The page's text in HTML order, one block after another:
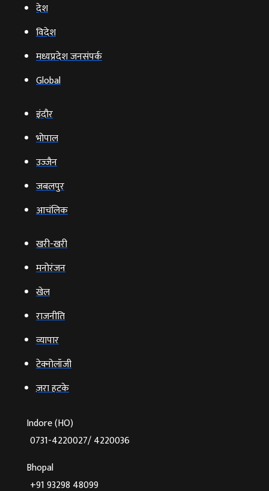
देश
विदेश
मध्यप्रदेश जनसंपर्क
Global
इंदौर
भोपाल
उज्‍जैन
जबलपुर
आचंलिक
खरी-खरी
मनोरंजन
खेल
राजनीति
व्‍यापार
टेक्‍नोलॉजी
ज़रा हटके
Indore (HO)
0731-4220027/ 4220036
Bhopal
+91 93298 48099